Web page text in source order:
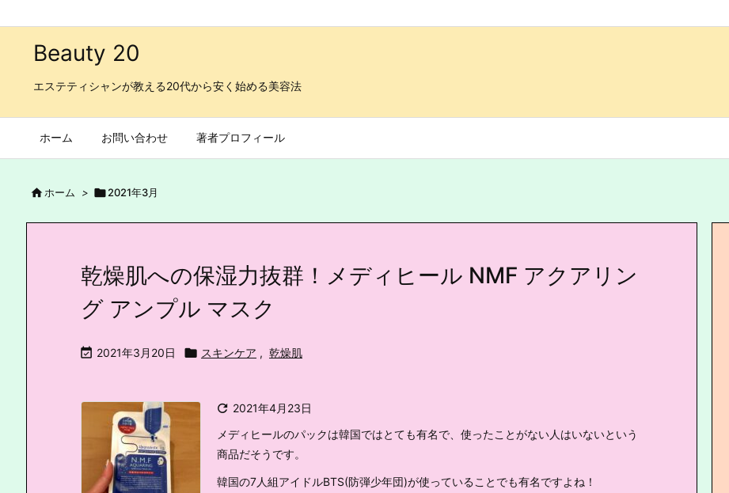
Beauty 20
エステティシャンが教える20代から安く始める美容法
ホーム お問い合わせ 著者プロフィール
ホーム > 2021年3月
乾燥肌への保湿力抜群！メディヒール NMF アクアリン
グ アンプル マスク
 2021年3月20日  スキンケア , 乾燥肌
 2021年4月23日
メディヒールのパックは韓国ではとても有名で、使ったことがない人はいないという
商品だそうです。
韓国の7人組アイドルBTS(防弾少年団)が使っていることでも有名ですよね！